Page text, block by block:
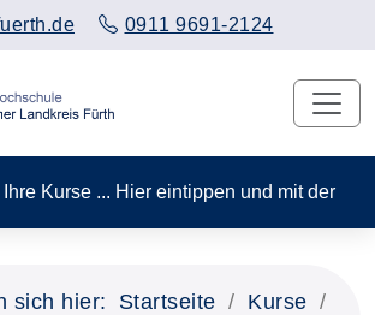
0911 9691-2124
Kurse ... Hier eintippen und mit
sich hier: Startseite
Kurse